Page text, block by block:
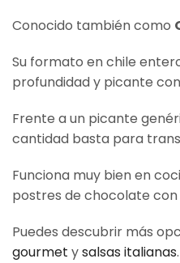
Conocido también como
Su formato en chile
profundidad y picante
Frente a un picante
cantidad basta para
Funciona muy bien en
postres de chocolate
Puedes descubrir más
gourmet ysalsas italianas.